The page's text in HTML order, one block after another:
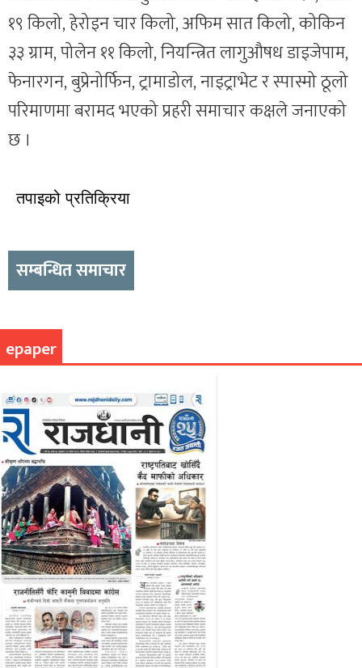
१९ किलो, हेरोइन चार किलो, अफिम सात किलो, कोकिन
३३ ग्राम, पोलेन ११ किलो, नियन्त्रित लागुऔषध डाइजेपाम,
फेनारगन, बुप्रेनोर्फिन, ट्रामाडोल, नाइट्राभेट र स्पास्मो ठूलो
परिमाणमा बरामद भएको प्रहरी समाचार कक्षले जनाएको
छ ।
तपाइको प्रतिक्रिया
सम्बन्धित समाचार
epaper